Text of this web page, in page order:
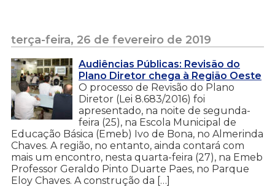
terça-feira, 26 de fevereiro de 2019
Audiências Públicas: Revisão do
Plano Diretor chega à Região Oeste
O processo de Revisão do Plano
Diretor (Lei 8.683/2016) foi
apresentado, na noite de segunda-
feira (25), na Escola Municipal de
Educação Básica (Emeb) Ivo de Bona, no Almerinda
Chaves. A região, no entanto, ainda contará com
mais um encontro, nesta quarta-feira (27), na Emeb
Professor Geraldo Pinto Duarte Paes, no Parque
Eloy Chaves. A construção da […]